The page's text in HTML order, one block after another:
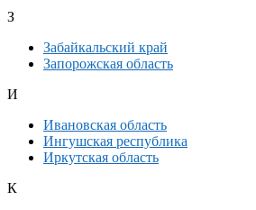
З
Забайкальский край
Запорожская область
И
Ивановская область
Ингушская республика
Иркутская область
К